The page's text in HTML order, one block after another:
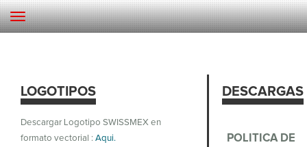
LOGOTIPOS
Descargar Logotipo SWISSMEX en
formato vectorial : Aqui.
DESCARGAS
POLITICA DE